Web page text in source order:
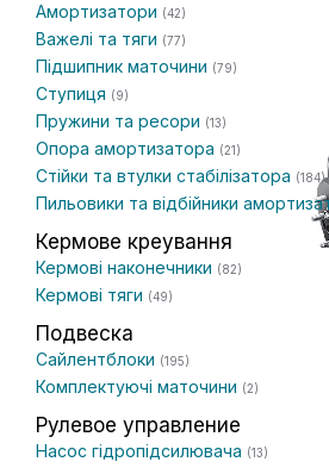
Амортизатори (42)
Важелі та тяги (77)
Підшипник маточини (79)
Ступиця (9)
Пружини та ресори (13)
Опора амортизатора (21)
Стійки та втулки стабілізатора (184)
Пильовики та відбійники
Кермове креування
Кермові наконечники (82)
Кермові тяги (49)
Подвеска
Сайлентблоки (195)
Комплектуючі маточини (2)
Рулевое управление
Насос гідропідсилювача (13)